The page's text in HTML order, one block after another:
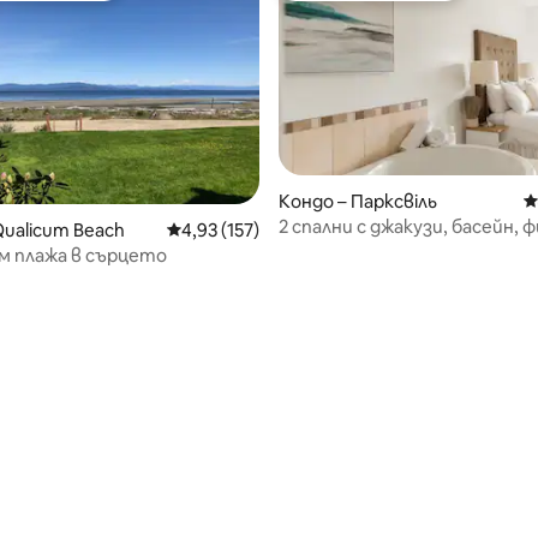
5, 181 отзива
Beach Средна оценка: 4,93 от 5, 157 отзива
4,93 (157)
плажа в сърцето
Кондо – Парксвіль
2 спални с джакузи, басейн,